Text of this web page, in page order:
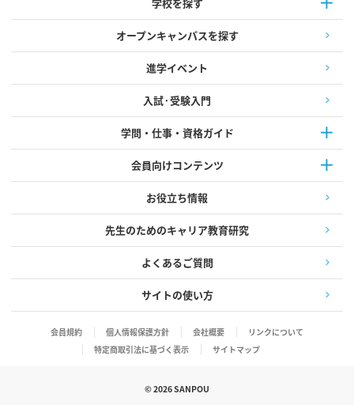
オープンキャンパスを探す
進学イベント
入試·受験入門
学問・仕事・資格ガイド
会員向けコンテンツ
お役立ち情報
先生のためのキャリア教育研究
よくあるご質問
サイトの使い方
会員規約 個人情報保護方針 会社概要
リンクについて
特定商取引法に基づく表示
サイトマップ
©2026SANPOU